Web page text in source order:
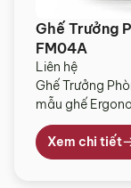
Ghế Trưởng
FM04A
Liên hệ
Ghế Trưởng
mẫu ghế
được nhiều
đại và tính
mang lại tư thế
Xem chi tiết